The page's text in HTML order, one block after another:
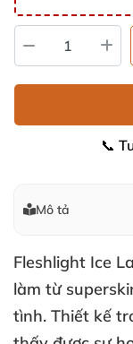
📞
Mô tả
Fleshlight Ice
làm từ
tình. Thiết kế